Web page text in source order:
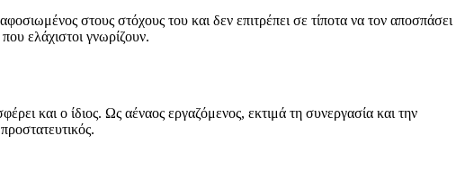
στους στόχους του και δεν επιτρέπει σε τίποτα να τον αποσπάσει
ελάχιστοι γνωρίζουν.
και ο ίδιος. Ως αέναος εργαζόμενος, εκτιμά τη συνεργασία και την